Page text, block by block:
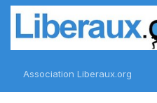
Association Liberaux.org